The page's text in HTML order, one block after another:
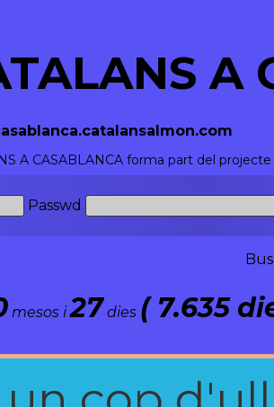
A
A CASABLANCA forma part del projecte
Passwd
mesos i27 dies ( 7.635